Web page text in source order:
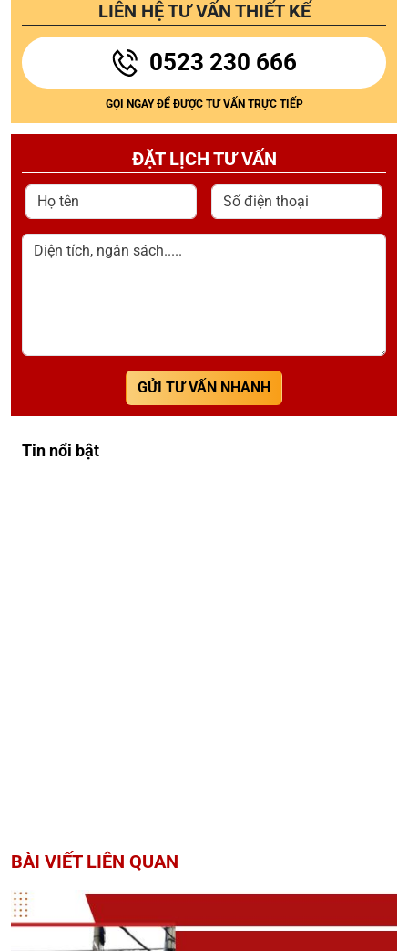
LIÊN HỆ TƯ VẤN THIẾT KẾ
0523 230 666
GỌI NGAY ĐỂ ĐƯỢC TƯ VẤN TRỰC TIẾP
ĐẶT LỊCH TƯ VẤN
Họ tên Số điện thoại
Diện tích, ngân sách.....
GỬI TƯ VẤN NHANH
Tin nổi bật
BÀI VIẾT LIÊN QUAN